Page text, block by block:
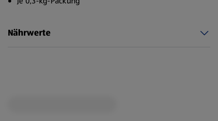
Nährwerte